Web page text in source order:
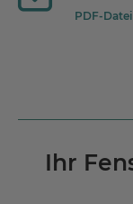
PDF-Datei
Ihr